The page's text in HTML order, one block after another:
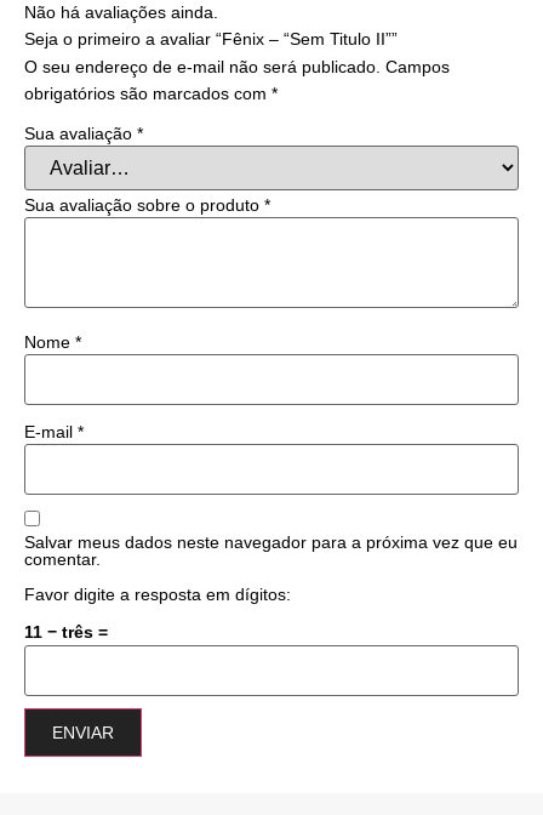
Não há avaliações ainda.
Seja o primeiro a avaliar “Fênix – “Sem Titulo II””
O seu endereço de e-mail não será publicado. Campos
obrigatórios são marcados com *
Sua avaliação *
Sua avaliação sobre o produto *
Nome *
E-mail *
Salvar meus dados neste navegador para a próxima vez que eu
comentar.
Favor digite a resposta em dígitos:
11 − três =